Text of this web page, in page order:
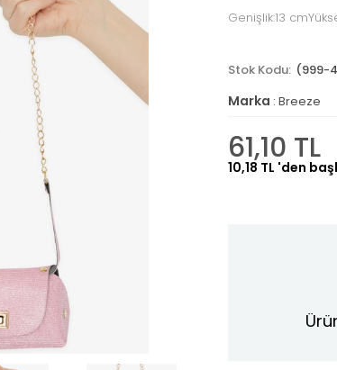
Genişlik:13
(999-
Marka : Breeze
61,10 TL
10,18 TL 'den